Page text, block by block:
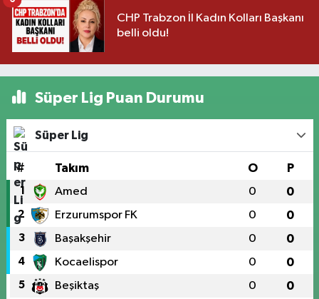
CHP Trabzon İl Kadın Kolları Başkanı
belli oldu!
Süper Lig Puan Durumu
Süper Lig
# Takım O P
1 Amed 0 0
2 Erzurumspor FK 0 0
3 Başakşehir 0 0
4 Kocaelispor 0 0
5 Beşiktaş 0 0